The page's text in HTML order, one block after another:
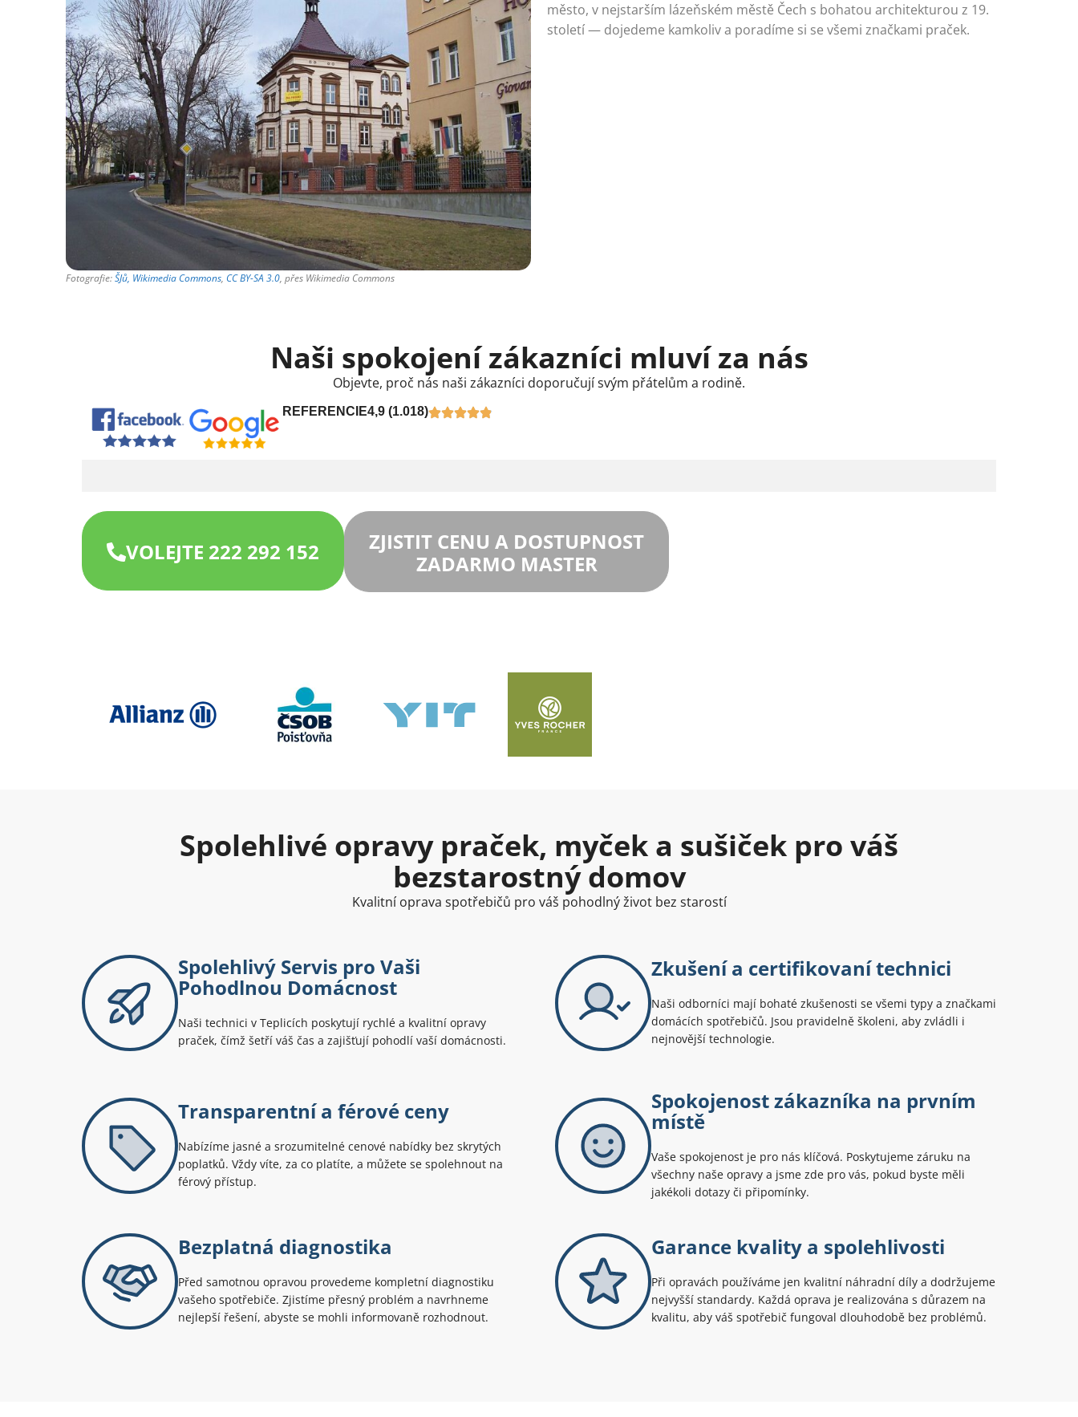
Fotografie:ŠJů, Wikimedia Commons, CC BY-SA 3.0, přes Wikimedia Commons
město, v nejstarším lázeňském městě Čech s bohatou architekturou z 19.
století — dojedeme kamkoliv a poradíme si se všemi značkami praček.
Naši spokojení zákazníci mluví za nás
Objevte, proč nás naši zákazníci doporučují svým přátelům a rodině.
REFERENCIE4,9 (1.018)
VOLEJTE 222 292 152
ZJISTIT CENU A DOSTUPNOST
ZADARMO MASTER
Spolehlivé opravy praček, myček a sušiček pro váš
bezstarostný domov
Kvalitní oprava spotřebičů pro váš pohodlný život bez starostí
Spolehlivý Servis pro Vaši
Pohodlnou Domácnost
Naši technici v Teplicích poskytují rychlé a kvalitní opravy
praček, čímž šetří váš čas a zajišťují pohodlí vaší domácnosti.
Zkušení a certifikovaní technici
Naši odborníci mají bohaté zkušenosti se všemi typy a značkami
domácích spotřebičů. Jsou pravidelně školeni, aby zvládli i
nejnovější technologie.
Transparentní a férové ceny
Nabízíme jasné a srozumitelné cenové nabídky bez skrytých
poplatků. Vždy víte, za co platíte, a můžete se spolehnout na
férový přístup.
Spokojenost zákazníka na prvním
místě
Vaše spokojenost je pro nás klíčová. Poskytujeme záruku na
všechny naše opravy a jsme zde pro vás, pokud byste měli
jakékoli dotazy či připomínky.
Bezplatná diagnostika
Před samotnou opravou provedeme kompletní diagnostiku
vašeho spotřebiče. Zjistíme přesný problém a navrhneme
nejlepší řešení, abyste se mohli informovaně rozhodnout.
Garance kvality a spolehlivosti
Při opravách používáme jen kvalitní náhradní díly a dodržujeme
nejvyšší standardy. Každá oprava je realizována s důrazem na
kvalitu, aby váš spotřebič fungoval dlouhodobě bez problémů.